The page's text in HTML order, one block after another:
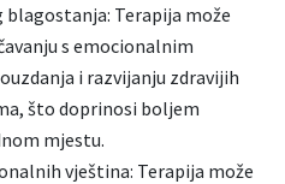
Terapija može
s emocionalnim
i razvijanju zdravijih
što doprinosi boljem
mjestu.
vještina: Terapija može